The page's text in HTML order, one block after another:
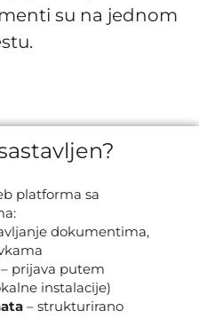
su na jednom
platforma sa
dokumentima,
– prijava putem
instalacije)
– strukturirano